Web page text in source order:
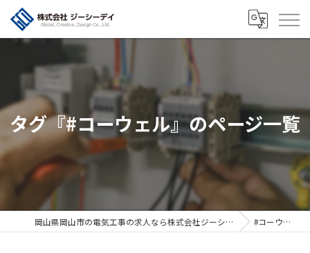
タグ『#コーウェル』のページ一覧
岡山県岡山市の電気工事の求人なら株式会社ジーシーデイ #コーウェル